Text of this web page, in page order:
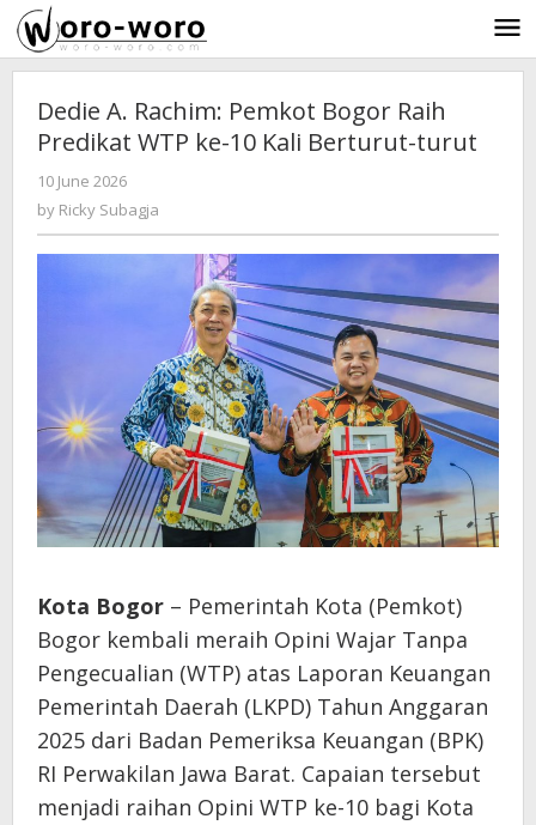
Skip
to
content
Dedie A. Rachim: Pemkot Bogor Raih
Predikat WTP ke-10 Kali Berturut-turut
10 June 2026
Ricky
Subagja
by Ricky Subagja
Kota Bogor – Pemerintah Kota (Pemkot)
Bogor kembali meraih Opini Wajar Tanpa
Pengecualian (WTP) atas Laporan Keuangan
Pemerintah Daerah (LKPD) Tahun Anggaran
2025 dari Badan Pemeriksa Keuangan (BPK)
RI Perwakilan Jawa Barat. Capaian tersebut
menjadi raihan Opini WTP ke-10 bagi Kota